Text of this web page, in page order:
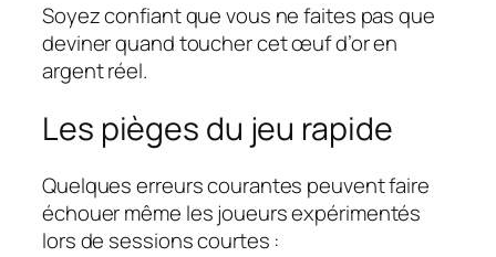
Soyez confiant que vous ne faites pas que
deviner quand toucher cet œuf d’or en
argent réel.
Les pièges du jeu rapide
Quelques erreurs courantes peuvent faire
échouer même les joueurs expérimentés
lors de sessions courtes :